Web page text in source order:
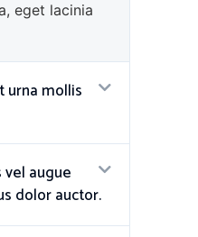
eget lacinia
urna mollis
augue
dolor auctor.